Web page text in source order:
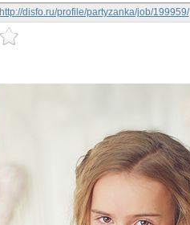
http://disfo.ru/profile/partyzanka/job/199959/